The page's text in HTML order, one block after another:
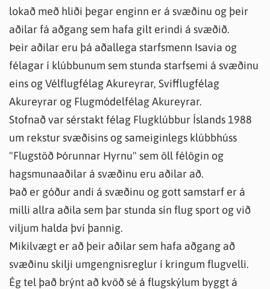
lokað með hliði þegar enginn er á svæðinu og þeir
aðilar fá aðgang sem hafa gilt erindi á svæðið.
Þeir aðilar eru þá aðallega starfsmenn Isavia og
félagar í klúbbunum sem stunda starfsemi á svæðinu
eins og Vélflugfélag Akureyrar, Svifflugfélag
Akureyrar og Flugmódelfélag Akureyrar.
Stofnað var sérstakt félag Flugklúbbur Íslands 1988
um rekstur svæðisins og sameiginlegs klúbbhúss
"Flugstöð Þórunnar Hyrnu" sem öll félögin og
hagsmunaaðilar á svæðinu eru aðilar að.
Það er góður andi á svæðinu og gott samstarf er á
milli allra aðila sem þar stunda sín flug sport og við
viljum halda því þannig.
Mikilvægt er að þeir aðilar sem hafa aðgang að
svæðinu skilji umgengnisreglur í kringum flugvelli.
Ég tel það brýnt að kvöð sé á flugskýlum byggt á